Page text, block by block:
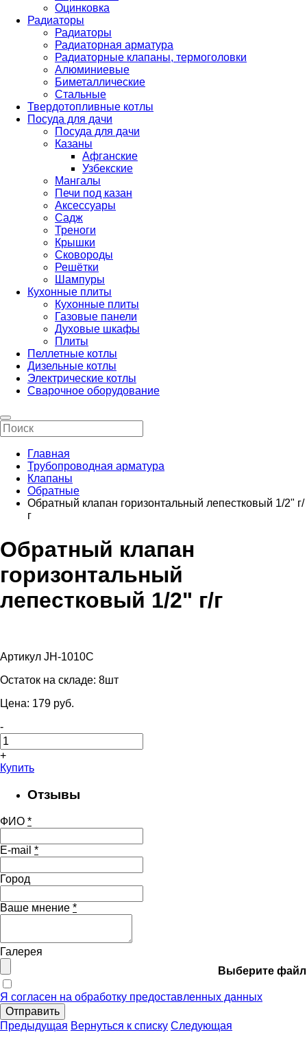
Оцинковка
Радиаторы
Радиаторы
Радиаторная арматура
Радиаторные клапаны, термоголовки
Алюминиевые
Биметаллические
Стальные
Твердотопливные котлы
Посуда для дачи
Посуда для дачи
Казаны
Афганские
Узбекские
Мангалы
Печи под казан
Аксессуары
Садж
Треноги
Крышки
Сковороды
Решётки
Шампуры
Кухонные плиты
Кухонные плиты
Газовые панели
Духовые шкафы
Плиты
Пеллетные котлы
Дизельные котлы
Электрические котлы
Сварочное оборудование
Главная
Трубопроводная арматура
Клапаны
Обратные
Обратный клапан горизонтальный лепестковый 1/2" г/
г
Обратный клапан
горизонтальный
лепестковый 1/2" г/г
Артикул JH-1010C
Остаток на складе: 8шт
Цена: 179 pуб.
-
+
Купить
Отзывы
ФИО *
E-mail *
Город
Ваше мнение *
Галерея
Выберите файл
Я согласен на обработку предоставленных данных
Отправить
Предыдущая Вернуться к списку Следующая